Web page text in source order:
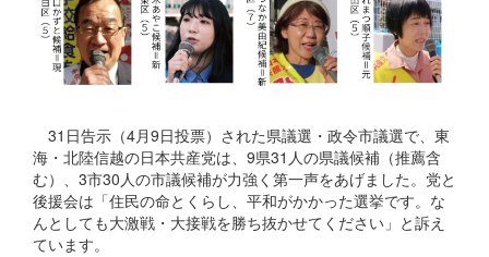
31日告示（4月9日投票）された県議選・政令市議選で、東
海・北陸信越の日本共産党は、9県31人の県議候補（推薦含
む）、3市30人の市議候補が力強く第一声をあげました。党と
後援会は「住民の命とくらし、平和がかかった選挙です。な
んとしても大激戦・大接戦を勝ち抜かせてください」と訴え
ています。